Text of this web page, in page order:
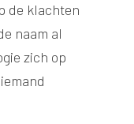
de klachten
naam al
zich op